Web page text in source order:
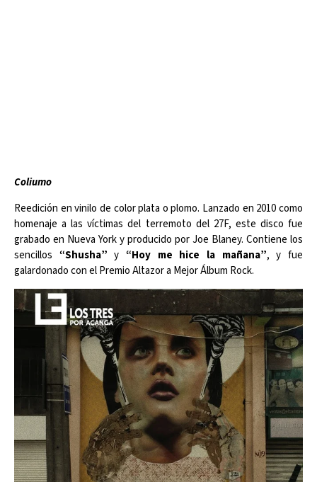
Coliumo
Reedición en vinilo de color plata o plomo. Lanzado en 2010 como
homenaje a las víctimas del terremoto del 27F, este disco fue
grabado en Nueva York y producido por Joe Blaney. Contiene los
sencillos “Shusha” y “Hoy me hice la mañana”, y fue
galardonado con el Premio Altazor a Mejor Álbum Rock.